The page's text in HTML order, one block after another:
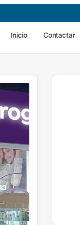
Inicio Contactar